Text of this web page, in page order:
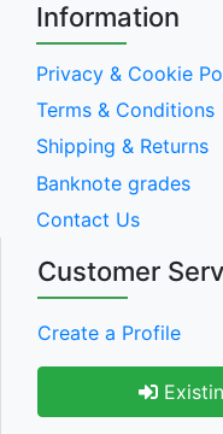
Information
Privacy & Cookie
Terms & Conditions
Shipping & Returns
Banknote grades
Contact Us
Customer
Create a Profile